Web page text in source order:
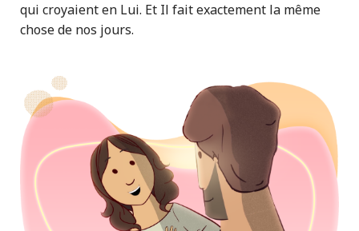
qui croyaient en Lui. Et Il fait exactement la même
chose de nos jours.